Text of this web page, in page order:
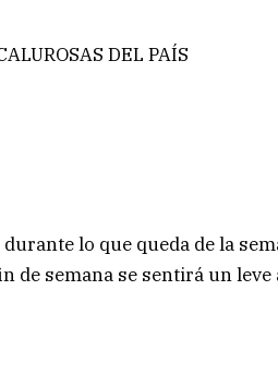
DEL PAÍS
lo que queda de la
de semana se sentirá un